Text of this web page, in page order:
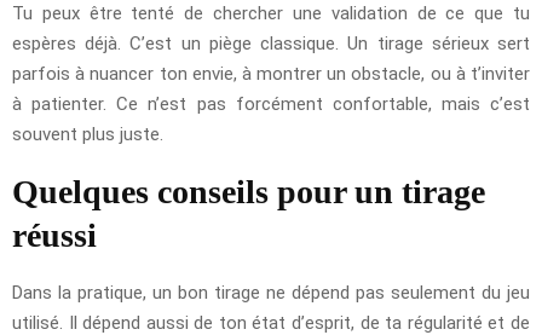
Tu peux être tenté de chercher une validation de ce que tu
espères déjà. C’est un piège classique. Un tirage sérieux sert
parfois à nuancer ton envie, à montrer un obstacle, ou à t’inviter
à patienter. Ce n’est pas forcément confortable, mais c’est
souvent plus juste.
Quelques conseils pour un tirage
réussi
Dans la pratique, un bon tirage ne dépend pas seulement du jeu
utilisé. Il dépend aussi de ton état d’esprit, de ta régularité et de